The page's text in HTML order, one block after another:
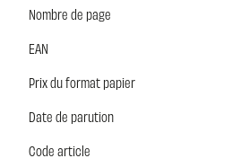
Nombre de page
EAN
Prix du format papier
Date de parution
Code article